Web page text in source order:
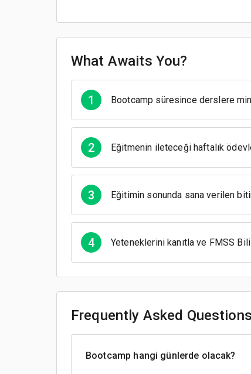
What Awaits You?
1 Bootcamp süresince derslere
2 Eğitmenin ileteceği haftalık
3 Eğitimin sonunda sana verilen
4 Yeteneklerini kanıtla ve FMSS
Frequently Asked Questions
Bootcamp hangi günlerde olacak?